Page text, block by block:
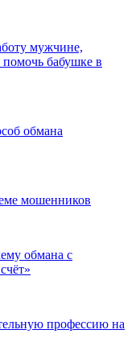
мужчине,
бабушке в
обмана
мошенников
обмана с
профессию на